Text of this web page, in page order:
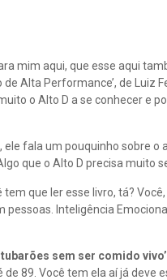
mim aqui, que esse aqui
Alta Performance’, de Luiz
o Alto D a se conhecer e
ele fala um pouquinho sobre o
que o Alto D precisa muito
tem que ler esse livro, tá?
Inteligência
sem ser comido vivo’
89. Você tem ela aí já deve